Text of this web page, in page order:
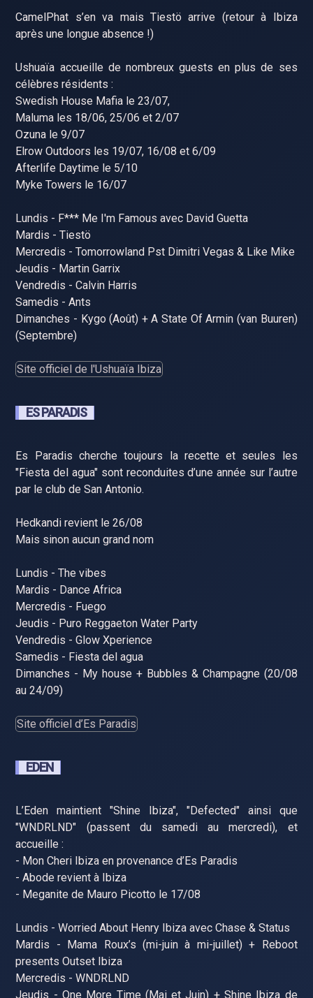
CamelPhat s’en va mais Tiestö arrive (retour à Ibiza
après une longue absence !)
Ushuaïa accueille de nombreux guests en plus de ses
célèbres résidents :
Swedish House Mafia le 23/07,
Maluma les 18/06, 25/06 et 2/07
Ozuna le 9/07
Elrow Outdoors les 19/07, 16/08 et 6/09
Afterlife Daytime le 5/10
Myke Towers le 16/07
Lundis - F*** Me I'm Famous avec David Guetta
Mardis - Tiestö
Mercredis - Tomorrowland Pst Dimitri Vegas & Like Mike
Jeudis - Martin Garrix
Vendredis - Calvin Harris
Samedis - Ants
Dimanches - Kygo (Août) + A State Of Armin (van Buuren)
(Septembre)
Site officiel de l'Ushuaïa Ibiza
ES PARADIS
Es Paradis cherche toujours la recette et seules les
"Fiesta del agua" sont reconduites d’une année sur l’autre
par le club de San Antonio.
Hedkandi revient le 26/08
Mais sinon aucun grand nom
Lundis - The vibes
Mardis - Dance Africa
Mercredis - Fuego
Jeudis - Puro Reggaeton Water Party
Vendredis - Glow Xperience
Samedis - Fiesta del agua
Dimanches - My house + Bubbles & Champagne (20/08
au 24/09)
Site officiel d’Es Paradis
EDEN
L’Eden maintient "Shine Ibiza", "Defected" ainsi que
"WNDRLND" (passent du samedi au mercredi), et
accueille :
- Mon Cheri Ibiza en provenance d’Es Paradis
- Abode revient à Ibiza
- Meganite de Mauro Picotto le 17/08
Lundis - Worried About Henry Ibiza avec Chase & Status
Mardis - Mama Roux’s (mi-juin à mi-juillet) + Reboot
presents Outset Ibiza
Mercredis - WNDRLND
Jeudis - One More Time (Mai et Juin) + Shine Ibiza de